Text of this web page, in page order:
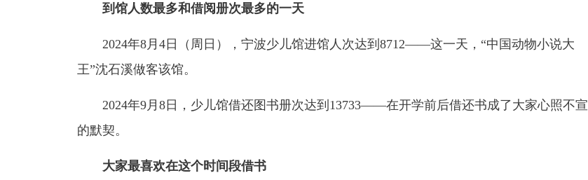
到馆人数最多和借阅册次最多的一天
2024年8月4日（周日），宁波少儿馆进馆人次达到8712——这一天，“中国动物小说大
王”沈石溪做客该馆。
2024年9月8日，少儿馆借还图书册次达到13733——在开学前后借还书成了大家心照不宣
的默契。
大家最喜欢在这个时间段借书